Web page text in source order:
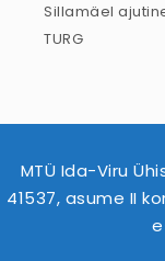
Sillamäel
TURG
MTÜ Ida-Viru
41537, asume II